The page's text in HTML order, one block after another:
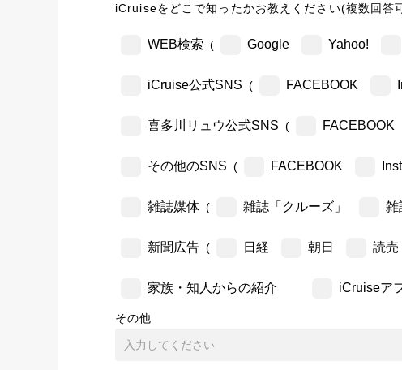
iCruiseをどこで知ったかお教えください(複数回答
WEB検索 ( Google Yahoo!
iCruise公式SNS ( FACEBOOK
喜多川リュウ公式SNS ( FACEBOOK
その他のSNS ( FACEBOOK
雑誌媒体 ( 雑誌「クルーズ」 雑
新聞広告 ( 日経 朝日 読売
家族・知人からの紹介 iCruiseア
その他